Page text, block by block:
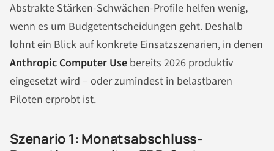
Abstrakte Stärken-Schwächen-Profile helfen wenig,
wenn es um Budgetentscheidungen geht. Deshalb
lohnt ein Blick auf konkrete Einsatzszenarien, in denen
Anthropic Computer Use bereits 2026 produktiv
eingesetzt wird – oder zumindest in belastbaren
Piloten erprobt ist.
Szenario 1: Monatsabschluss-